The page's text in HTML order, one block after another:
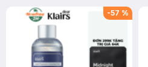
-57 %